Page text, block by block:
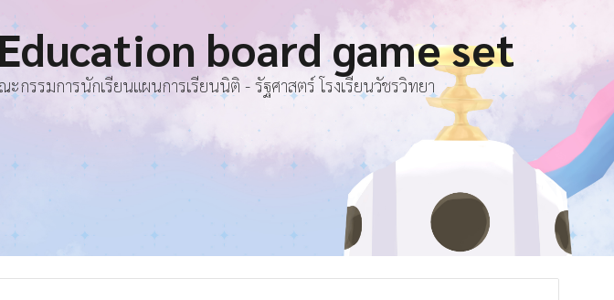
board game set
ะกรรมการนักเรียนแผนการเรียนนิติ - รัฐศาสตร์ โรงเรียนวัชรวิทยา